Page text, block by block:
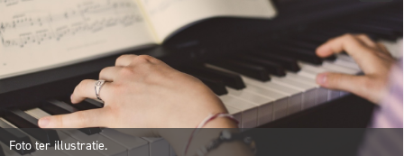
Foto ter illustratie.